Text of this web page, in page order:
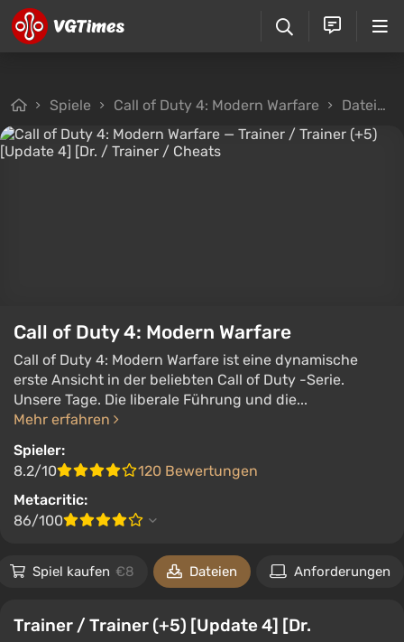
Spiele Call of Duty 4: Modern Warfare Dateien
Call of Duty 4: Modern Warfare
Call of Duty 4: Modern Warfare ist eine dynamische
erste Ansicht in der beliebten Call of Duty -Serie.
Unsere Tage. Die liberale Führung und die...
Mehr erfahren
Spieler:
8.2/10
120 Bewertungen
Metacritic:
86/100
Spiel kaufen €8 Dateien Anforderungen
Trainer / Trainer (+5) [Update 4] [Dr.